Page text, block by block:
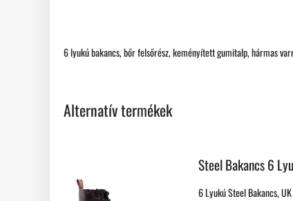
6 lyukú bakancs, bőr felsőrész, keményített gumitalp, hármas
Alternatív termékek
Steel Bakancs 6
6 Lyukú Steel Bakancs,